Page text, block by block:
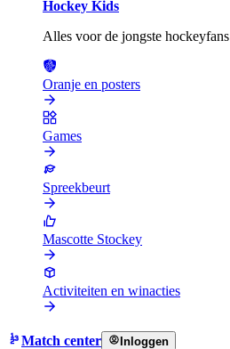
Hockey Kids
Alles voor de jongste hockeyfans
Oranje en posters
Games
Spreekbeurt
Mascotte Stockey
Activiteiten en winacties
Match center Inloggen